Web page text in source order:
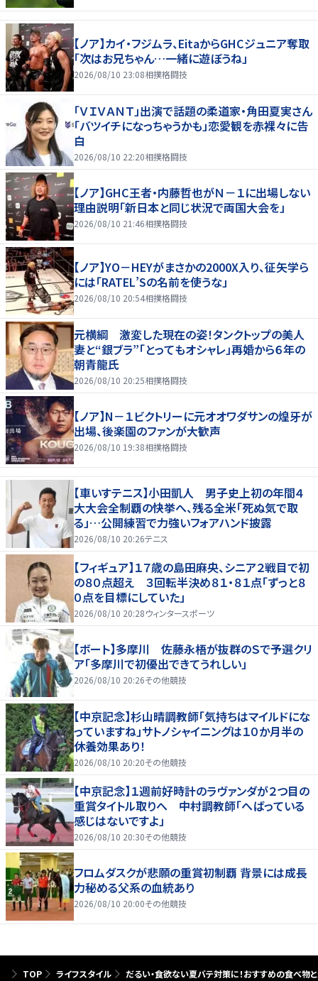
【ノア】カイ・フジムラ、EitaからGHCジュニア奪取
「次はお兄ちゃん…一緒に遊ぼうね」
2026/08/10 23:08相撲格闘技
「ＶＩＶＡＮＴ」出演で話題の柔道家・角田夏実さん
「バツイチになっちゃうかも」恋愛観を赤裸々に告
白
2026/08/10 22:20相撲格闘技
【ノア】GHC王者・内藤哲也がＮ－１に出場しない
理由説明「新日本と同じ状況で両国大会を」
2026/08/10 21:46相撲格闘技
【ノア】YO－HEYがまさかの2000X入り、征矢学ら
には「RATEL’Sの名前を使うな」
2026/08/10 20:54相撲格闘技
元横綱 激変した現在の姿！タンクトップの美人
妻と“銀ブラ”「とってもオシャレ」再婚から６年の
朝青龍氏
2026/08/10 20:25相撲格闘技
【ノア】N－１ビクトリーに元オオワダサンの煌牙が
出場、後楽園のファンが大歓声
2026/08/10 19:38相撲格闘技
【車いすテニス】小田凱人 男子史上初の年間４
大大会全制覇の快挙へ、残る全米「死ぬ気で取
る」…公開練習で力強いフォアハンド披露
2026/08/10 20:26テニス
【フィギュア】１７歳の島田麻央、シニア２戦目で初
の８０点超え ３回転半決め８１・８１点「ずっと８
０点を目標にしていた」
2026/08/10 20:28ウィンタースポーツ
【ボート】多摩川 佐藤永梧が抜群のＳで予選クリ
ア「多摩川で初優出できてうれしい」
2026/08/10 20:26その他競技
【中京記念】杉山晴調教師「気持ちはマイルドにな
っていますね」サトノシャイニングは１０か月半の
休養効果あり！
2026/08/10 20:20その他競技
【中京記念】１週前好時計のラヴァンダが２つ目の
重賞タイトル取りへ 中村調教師「へばっている
感じはないですよ」
2026/08/10 20:30その他競技
フロムダスクが悲願の重賞初制覇 背景には成長
力秘める父系の血統あり
2026/08/10 20:00その他競技
TOP ライフスタイル だるい・食欲ない夏バテ対策に！おすすめの食べ物